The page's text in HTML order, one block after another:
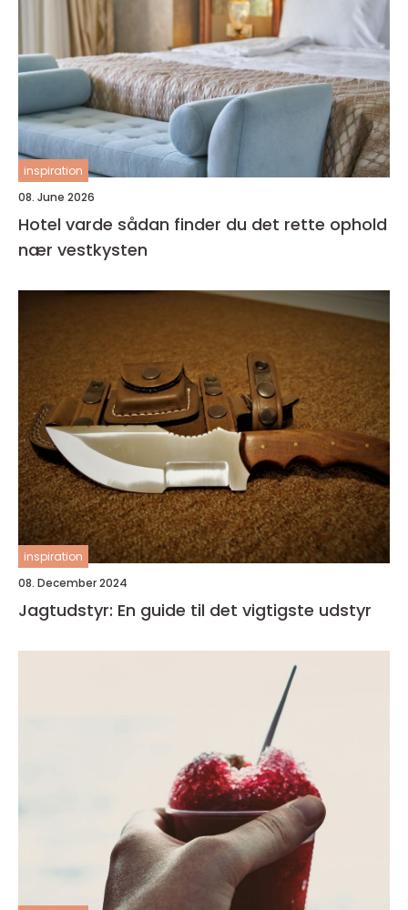
inspiration
08. June 2026
Hotel varde sådan finder du det rette ophold
nær vestkysten
inspiration
08. December 2024
Jagtudstyr: En guide til det vigtigste udstyr